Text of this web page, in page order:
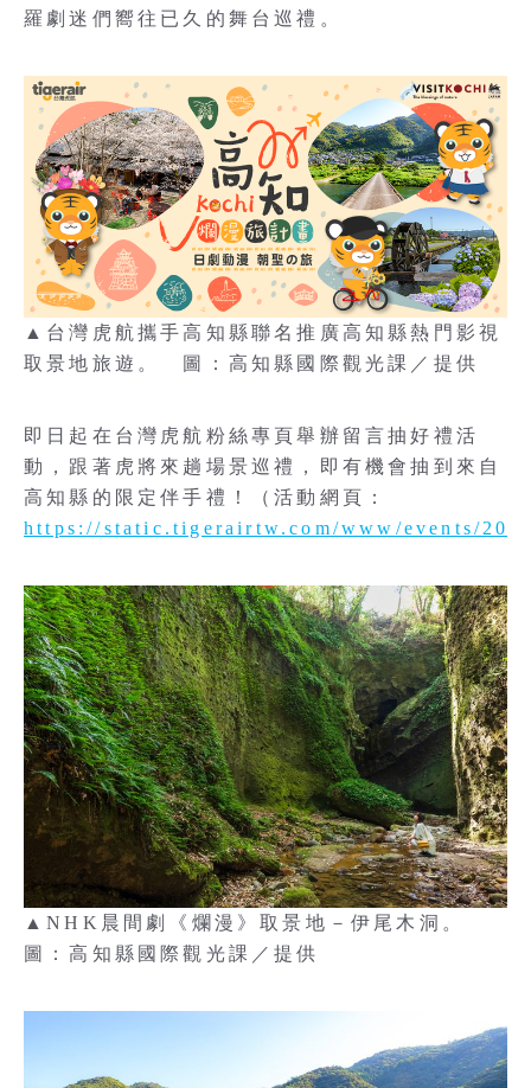
羅劇迷們嚮往已久的舞台巡禮。
▲台灣虎航攜手高知縣聯名推廣高知縣熱門影視
取景地旅遊。 圖：高知縣國際觀光課／提供
即日起在台灣虎航粉絲專頁舉辦留言抽好禮活
動，跟著虎將來趟場景巡禮，即有機會抽到來自
高知縣的限定伴手禮！（活動網頁：
https://static.tigerairtw.com/www/events/
▲NHK晨間劇《爛漫》取景地－伊尾木洞。
圖：高知縣國際觀光課／提供